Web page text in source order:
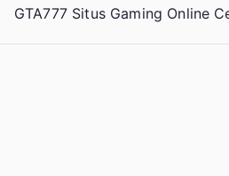
GTA777 Situs Gaming Online